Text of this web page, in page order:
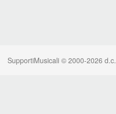
SupportiMusicali © 2000-2026 d.c.